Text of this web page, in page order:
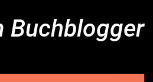
Buchblogger